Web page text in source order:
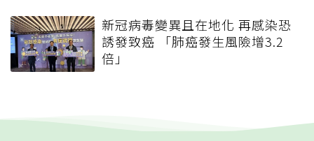
新冠病毒變異且在地化 再感染恐
誘發致癌 「肺癌發生風險增3.2
倍」